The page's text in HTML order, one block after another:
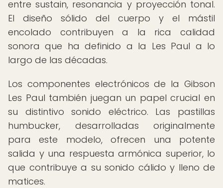
entre sustain, resonancia y proyección tonal.
El diseño sólido del cuerpo y el mástil
encolado contribuyen a la rica calidad
sonora que ha definido a la Les Paul a lo
largo de las décadas.
Los componentes electrónicos de la Gibson
Les Paul también juegan un papel crucial en
su distintivo sonido eléctrico. Las pastillas
humbucker, desarrolladas originalmente
para este modelo, ofrecen una potente
salida y una respuesta armónica superior, lo
que contribuye a su sonido cálido y lleno de
matices.